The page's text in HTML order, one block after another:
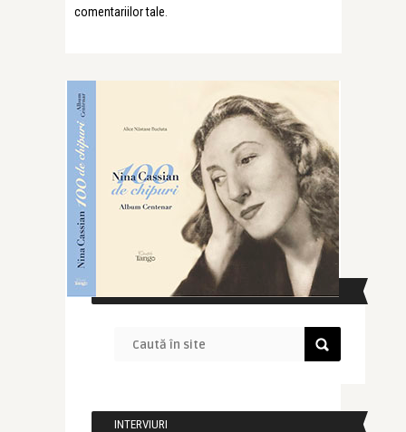
comentariilor tale
CAUTĂ ÎN SITE
INTERVIURI